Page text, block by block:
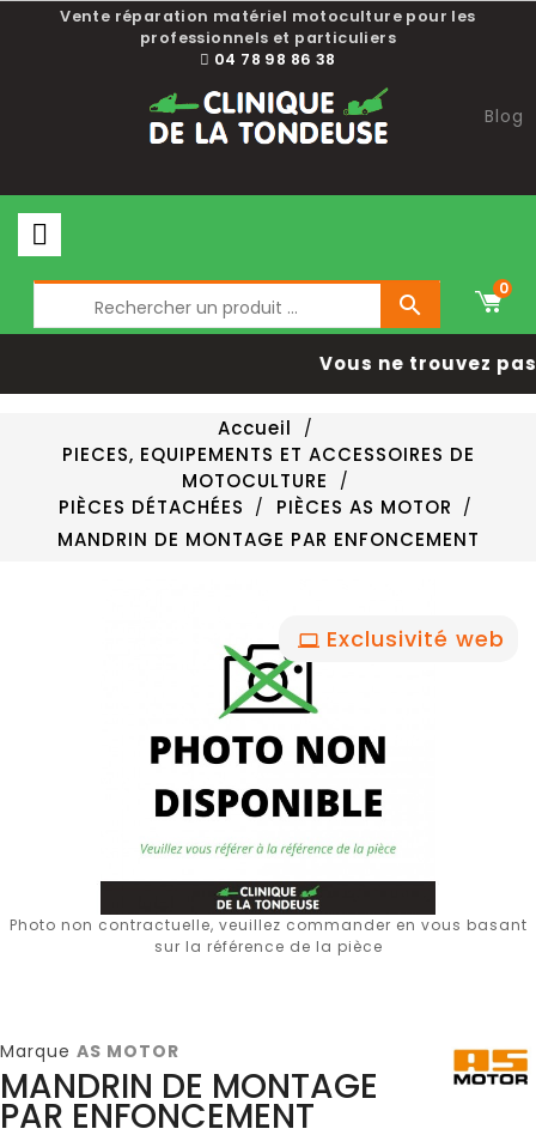
Vente réparation matériel motoculture pour les
professionnels et particuliers
04 78 98 86 38
Blog

0
Vous ne trouvez
Accueil
PIECES, EQUIPEMENTS ET ACCESSOIRES DE
MOTOCULTURE
PIÈCES DÉTACHÉES
PIÈCES AS MOTOR
MANDRIN DE MONTAGE PAR ENFONCEMENT
Exclusivité web
Photo non contractuelle, veuillez commander en vous basant
sur la référence de la pièce
Marque AS MOTOR
MANDRIN DE MONTAGE
PAR ENFONCEMENT